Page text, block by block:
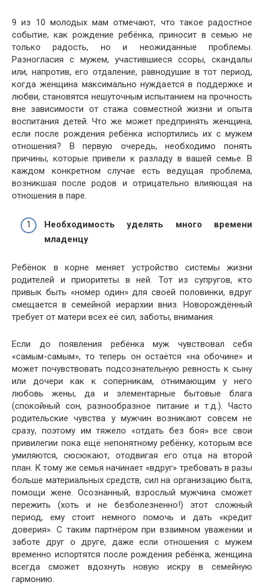
9 из 10 молодых мам отмечают, что такое радостное
событие, как рождение ребёнка, приносит в семью не
только радость, но и неожиданные проблемы.
Разногласия с мужем, участившиеся ссоры, скандалы
или, напротив, его отдаление, равнодушие в тот период,
когда женщина максимально нуждается в поддержке и
любви, становятся нешуточным испытанием на прочность
вне зависимости от стажа совместной жизни и опыта
воспитания детей. Что же может предпринять женщина,
если после рождения ребёнка испортились их с мужем
отношения? В первую очередь, необходимо понять
причины, которые привели к разладу в вашей семье. В
каждом конкретном случае есть ведущая проблема,
возникшая после родов и отрицательно влияющая на
отношения в паре.
Необходимость уделять много времени
младенцу
Ребёнок в корне меняет устройство системы жизни
родителей и приоритеты в ней. Тот из супругов, кто
привык быть «номер один» для своей половинки, вдруг
смещается в семейной иерархии вниз. Новорождённый
требует от матери всех её сил, заботы, внимания.
Если до появления ребёнка муж чувствовал себя
«самым-самым», то теперь он остаётся «на обочине» и
может почувствовать подсознательную ревность к сыну
или дочери как к соперникам, отнимающим у него
любовь жены, да и элементарные бытовые блага
(спокойный сон, разнообразное питание и т.д.). Часто
родительские чувства у мужчин возникают совсем не
сразу, поэтому им тяжело «отдать без боя» все свои
привилегии пока ещё непонятному ребёнку, которым все
умиляются, сюсюкают, отодвигая его отца на второй
план. К тому же семья начинает «вдруг» требовать в разы
больше материальных средств, сил на организацию быта,
помощи жене. Осознанный, взрослый мужчина сможет
пережить (хоть и не безболезненно!) этот сложный
период, ему стоит немного помочь и дать «кредит
доверия». С таким партнёром при взаимном уважении и
заботе друг о друге, даже если отношения с мужем
временно испортятся после рождения ребёнка, женщина
всегда сможет вдохнуть новую искру в семейную
гармонию.